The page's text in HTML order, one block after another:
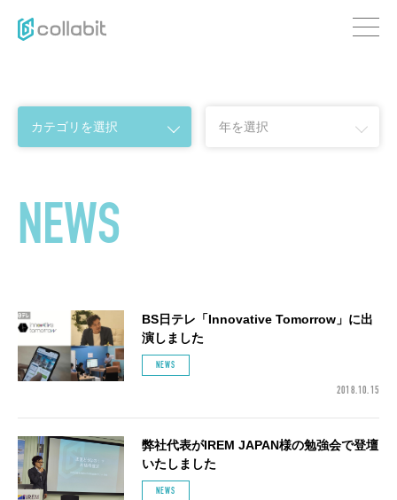
NEWS
BS日テレ「Innovative Tomorrow」に出
演しました
NEWS
2018.10.15
弊社代表がIREM JAPAN様の勉強会で登壇
いたしました
NEWS